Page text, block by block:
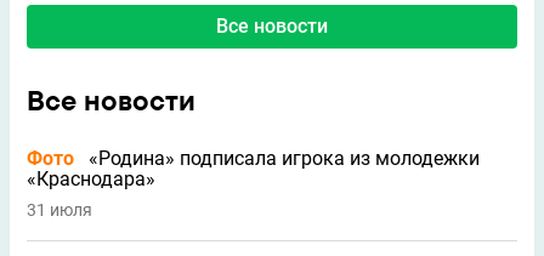
Все новости
Все новости
Фото
«Родина» подписала игрока из молодежки
«Краснодара»
31 июля